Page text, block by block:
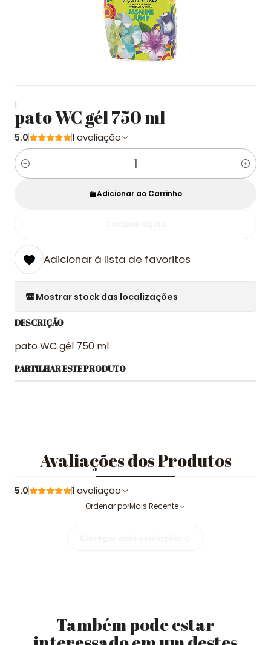
|
pato WC gél 750 ml
5.0 1 avaliação
Quantidade
Adicionar ao Carrinho
Adicionar à lista de favoritos
Mostrar stock das localizações
DESCRIÇÃO
pato WC gél 750 ml
PARTILHAR ESTE PRODUTO
Avaliações dos Produtos
5.0 1 avaliação
Ordenar porMais Recente
Também pode estar